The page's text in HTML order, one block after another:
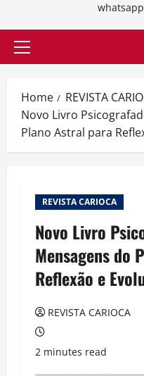
whatsapp
Primary
Home
REVISTA
Novo Livro
Plano Astral para
REVISTA CARIOCA
Novo Livro
Mensagens do
Reflexão e
REVISTA CARIOCA
2 minutes read